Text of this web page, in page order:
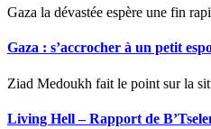
Gaza la dévastée espère une fin
Gaza : s’accrocher à un petit
Ziad Medoukh fait le point sur la
Living Hell – Rapport de